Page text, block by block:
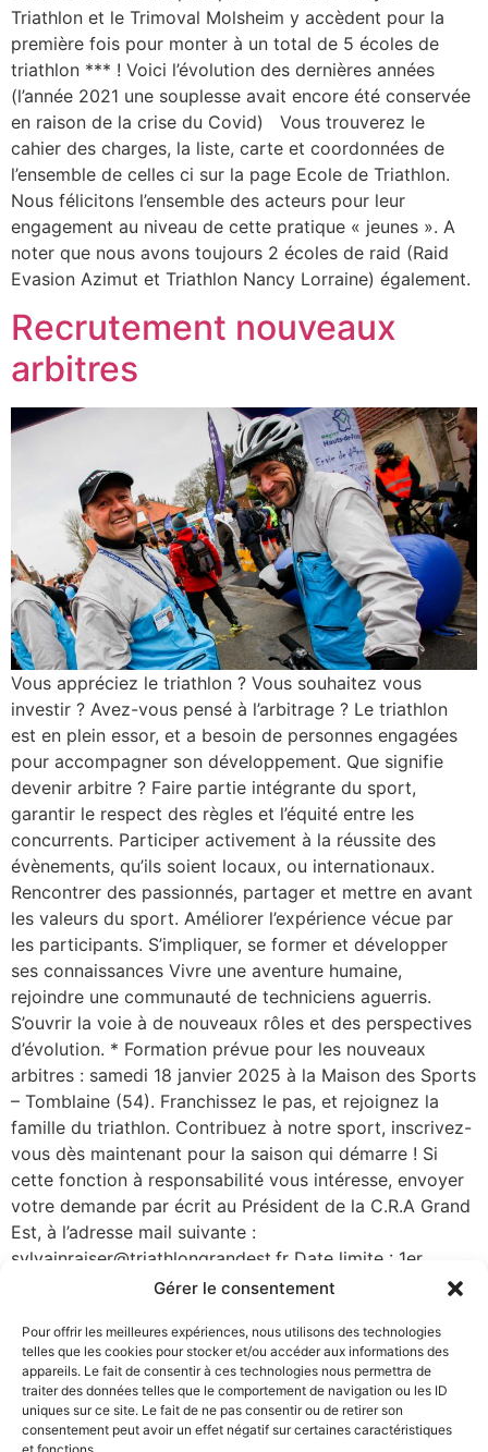
Gérer le consentement
Pour offrir les meilleures expériences, nous utilisons des technologies
telles que les cookies pour stocker et/ou accéder aux informations des
appareils. Le fait de consentir à ces technologies nous permettra de
traiter des données telles que le comportement de navigation ou les ID
uniques sur ce site. Le fait de ne pas consentir ou de retirer son
consentement peut avoir un effet négatif sur certaines caractéristiques
Triathlon et le Trimoval Molsheim y accèdent pour la
première fois pour monter à un total de 5 écoles de
triathlon *** ! Voici l’évolution des dernières années
(l’année 2021 une souplesse avait encore été conservée
en raison de la crise du Covid) Vous trouverez le
cahier des charges, la liste, carte et coordonnées de
l’ensemble de celles ci sur la page Ecole de Triathlon.
Nous félicitons l’ensemble des acteurs pour leur
engagement au niveau de cette pratique « jeunes ». A
noter que nous avons toujours 2 écoles de raid (Raid
Evasion Azimut et Triathlon Nancy Lorraine) également.
Recrutement nouveaux
arbitres
Vous appréciez le triathlon ? Vous souhaitez vous
investir ? Avez-vous pensé à l’arbitrage ? Le triathlon
est en plein essor, et a besoin de personnes engagées
pour accompagner son développement. Que signifie
devenir arbitre ? Faire partie intégrante du sport,
garantir le respect des règles et l’équité entre les
concurrents. Participer activement à la réussite des
évènements, qu’ils soient locaux, ou internationaux.
Rencontrer des passionnés, partager et mettre en avant
les valeurs du sport. Améliorer l’expérience vécue par
les participants. S’impliquer, se former et développer
ses connaissances Vivre une aventure humaine,
rejoindre une communauté de techniciens aguerris.
S’ouvrir la voie à de nouveaux rôles et des perspectives
d’évolution. * Formation prévue pour les nouveaux
arbitres : samedi 18 janvier 2025 à la Maison des Sports
– Tomblaine (54). Franchissez le pas, et rejoignez la
famille du triathlon. Contribuez à notre sport, inscrivez-
vous dès maintenant pour la saison qui démarre ! Si
cette fonction à responsabilité vous intéresse, envoyer
votre demande par écrit au Président de la C.R.A Grand
Est, à l’adresse mail suivante :
sylvainraiser@triathlongrandest.fr Date limite : 1er
Décembre 2024 >> PRE REQUIS A LA FONCTION
JEUNES ARBITRES La Ligue Grand Est de Triathlon,
après validation de la Commission Régionale de
l’Arbitrage*, s’engage à rembourser au club du Jeune
Arbitre la part de la cotisation de licence Fédérale en
tant que nouvel arbitre (part de cotisation FFTRI + part